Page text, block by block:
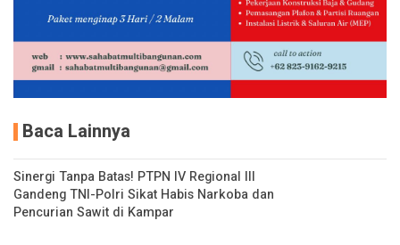
Baca Lainnya
Sinergi Tanpa Batas! PTPN IV Regional III
Gandeng TNI-Polri Sikat Habis Narkoba dan
Pencurian Sawit di Kampar